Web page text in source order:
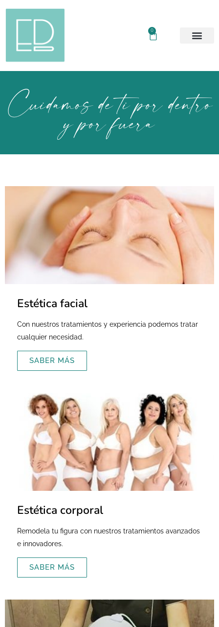
0
Cuidamos de ti por dentro
y por fuera
Estética facial
Con nuestros tratamientos y experiencia podemos tratar
cualquier necesidad.
SABER MÁS
Estética corporal
Remodela tu figura con nuestros tratamientos avanzados
e innovadores.
SABER MÁS